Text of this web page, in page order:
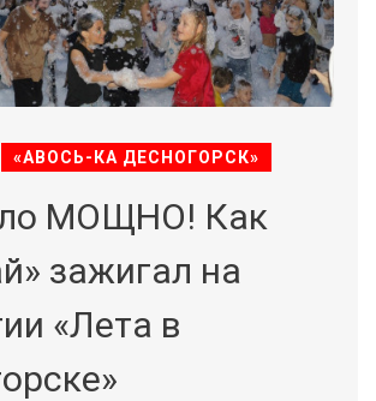
«АВОСЬ-КА ДЕСНОГОРСК»
МОЩНО! Как
зажигал на
«Лета в